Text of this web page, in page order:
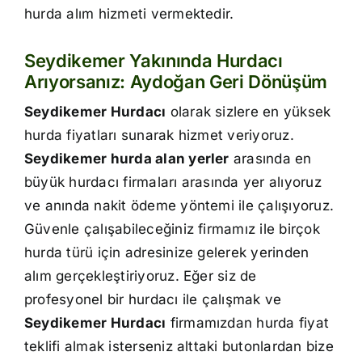
hurda alım hizmeti vermektedir.
Seydikemer Yakınında Hurdacı
Arıyorsanız: Aydoğan Geri Dönüşüm
Seydikemer Hurdacı olarak sizlere en yüksek
hurda fiyatları sunarak hizmet veriyoruz.
Seydikemer hurda alan yerler arasında en
büyük hurdacı firmaları arasında yer alıyoruz
ve anında nakit ödeme yöntemi ile çalışıyoruz.
Güvenle çalışabileceğiniz firmamız ile birçok
hurda türü için adresinize gelerek yerinden
alım gerçekleştiriyoruz. Eğer siz de
profesyonel bir hurdacı ile çalışmak ve
Seydikemer Hurdacı firmamızdan hurda fiyat
teklifi almak isterseniz alttaki butonlardan bize